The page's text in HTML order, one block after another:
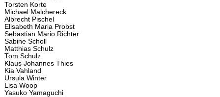
Torsten Korte
Michael Malchereck
Albrecht Pischel
Elisabeth Maria Probst
Sebastian Mario Richter
Sabine Scholl
Matthias Schulz
Tom Schulz
Klaus Johannes Thies
Kia Vahland
Ursula Winter
Lisa Woop
Yasuko Yamaguchi